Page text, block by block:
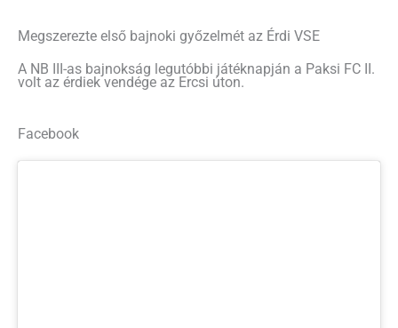
Megszerezte első bajnoki győzelmét az Érdi VSE
A NB III-as bajnokság legutóbbi játéknapján a Paksi FC II.
volt az érdiek vendége az Ercsi úton.
Facebook